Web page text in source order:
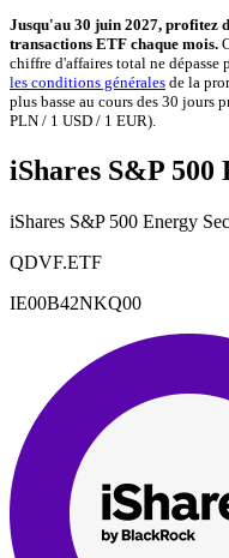
Jusqu'au 30 juin 2027, profitez
transactions ETF chaque mois.
chiffre d'affaires total ne
les conditions générales de la
plus basse au cours des 30 jours
PLN / 1 USD / 1 EUR).
iShares S&P 500
iShares S&P 500 Energy
QDVF.ETF
IE00B42NKQ00